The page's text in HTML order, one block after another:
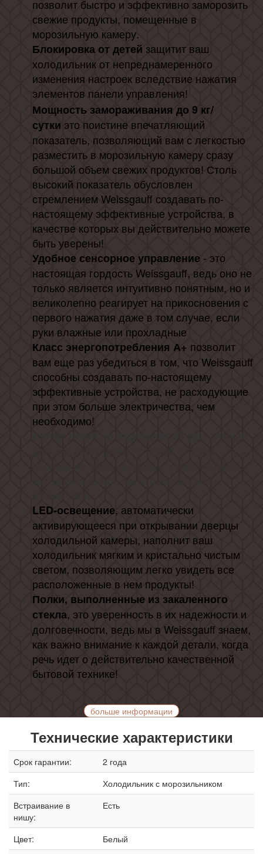
позволит быстро и эффективно заморозить
свежие продукты, помещенные в
морозильную камеру.
Блокировка от детей защитит ваш
холодильник от непреднамеренного
изменения настроек вследствие нажатия
элементов панели управления!
Мощность замораживания до 9 кг/
сутки это поистине впечатляющий
показатель, позволяющий вам с легкостью
разместить в морозильную камеру сразу
большой объем свежих продуктов! Столь
высокий показатель обусловлен
стремлением Weissgauff создавать по-
настоящему эффективные устройства, в
качестве которых вы действительно можете
быть уверены!
Удобное сенсорное управление - это
настоящая гордость Weissgauff, ведь оно не
только является интуитивно понятным, но и
великолепно реагирует на прикосновения с
первого нажатия даже в том случае, если
руки влажные или прохладные
Класс энергопотребления А+ позволит
вам еще раз убедиться в том, что Weissgauff
способны создавать по-настоящему
эффективные устройства, не расходующие
при этом больше электричества, чем
необходимо!
LED-освещение, автоматически
активирующееся при открывании дверцы
холодильной камеры, наполнит ваш
холодильник мягким и кристально чистым
светом, позволяющим легко увидеть все
расположенные в нем продукты!
Полки, выполненные из закаленного
стекла, это уверенность в их надежности и
долговечности, ведь мы в Weissgauff знаем,
как важно внимание к каждой детали, когда
речь идет о действительно качественной
бытовой технике!
больше информации
Технические характеристики
Срок гарантии:
2 года
Тип:
Холодильник с морозильником
Встраивание в
нишу:
Есть
Цвет:
Белый